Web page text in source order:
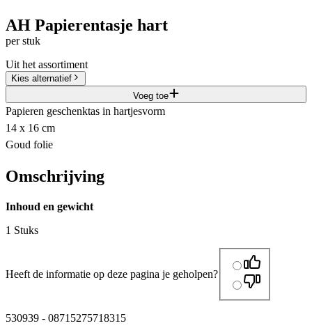
AH Papierentasje hart
per stuk
Uit het assortiment
Kies alternatief
Voeg toe
Papieren geschenktas in hartjesvorm
14 x 16 cm
Goud folie
Omschrijving
Inhoud en gewicht
1 Stuks
Heeft de informatie op deze pagina je geholpen?
530939 - 08715275718315